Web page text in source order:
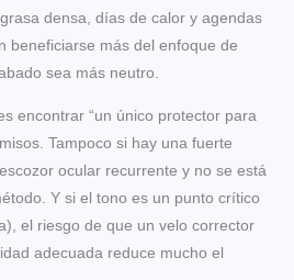
densa, días de calor y agendas
beneficiarse más del enfoque de
sea más neutro.
encontrar “un único protector para
Tampoco si hay una fuerte
ocular recurrente y no se está
Y si el tono es un punto crítico
el riesgo de que un velo corrector
adecuada reduce mucho el